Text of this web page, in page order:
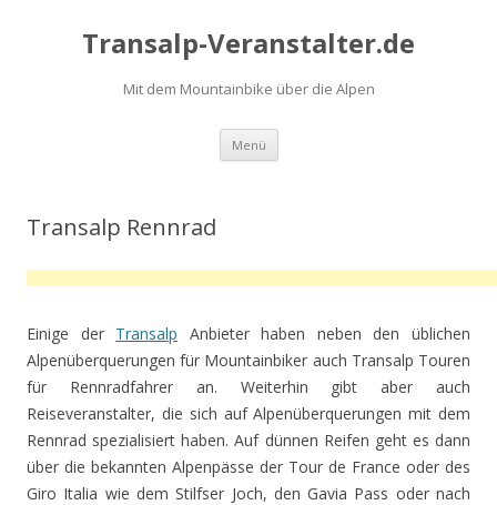
Transalp-Veranstalter.de
Mit dem Mountainbike über die Alpen
Menü Zum
springen
Transalp Rennrad
Einige der Transalp Anbieter haben neben den üblichen
Alpenüberquerungen für Mountainbiker auch Transalp Touren
für Rennradfahrer an. Weiterhin gibt aber auch
Reiseveranstalter, die sich auf Alpenüberquerungen mit dem
Rennrad spezialisiert haben. Auf dünnen Reifen geht es dann
über die bekannten Alpenpässe der Tour de France oder des
Giro Italia wie dem Stilfser Joch, den Gavia Pass oder nach